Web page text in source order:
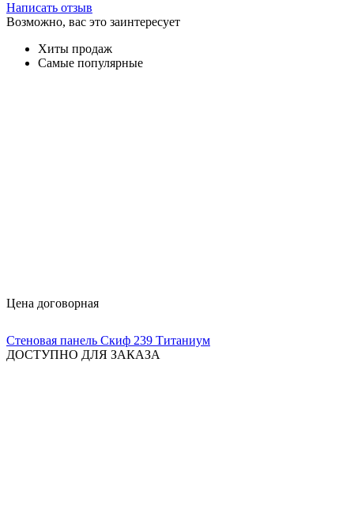
Написать отзыв
Возможно, вас это заинтересует
Хиты продаж
Самые популярные
Цена договорная
Стеновая панель Скиф 239 Титаниум
ДОСТУПНО ДЛЯ ЗАКАЗА